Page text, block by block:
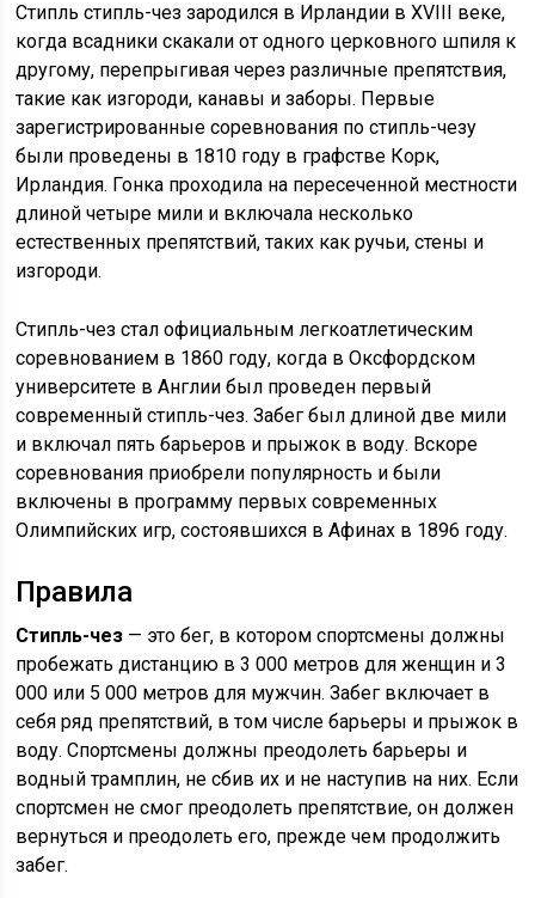
Стипль стипль-чез зародился в Ирландии в XVIII веке,
когда всадники скакали от одного церковного шпиля к
другому, перепрыгивая через различные препятствия,
такие как изгороди, канавы и заборы. Первые
зарегистрированные соревнования по стипль-чезу
были проведены в 1810 году в графстве Корк,
Ирландия. Гонка проходила на пересеченной местности
длиной четыре мили и включала несколько
естественных препятствий, таких как ручьи, стены и
изгороди.
Стипль-чез стал официальным легкоатлетическим
соревнованием в 1860 году, когда в Оксфордском
университете в Англии был проведен первый
современный стипль-чез. Забег был длиной две мили
и включал пять барьеров и прыжок в воду. Вскоре
соревнования приобрели популярность и были
включены в программу первых современных
Олимпийских игр, состоявшихся в Афинах в 1896 году.
Правила
Стипль-чез — это бег, в котором спортсмены должны
пробежать дистанцию в 3 000 метров для женщин и 3
000 или 5 000 метров для мужчин. Забег включает в
себя ряд препятствий, в том числе барьеры и прыжок в
воду. Спортсмены должны преодолеть барьеры и
водный трамплин, не сбив их и не наступив на них. Если
спортсмен не смог преодолеть препятствие, он должен
вернуться и преодолеть его, прежде чем продолжить
забег.